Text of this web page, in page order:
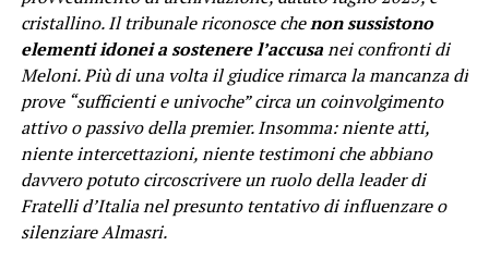
cristallino. Il tribunale riconosce chenon sussistono
elementi idonei a sostenere l’accusanei confronti di
Meloni. Più di una volta il giudice rimarca la mancanza di
prove “sufficienti e univoche” circa un coinvolgimento
attivo o passivo della premier. Insomma: niente atti,
niente intercettazioni, niente testimoni che abbiano
davvero potuto circoscrivere un ruolo della leader di
Fratelli d’Italia nel presunto tentativo di influenzare o
silenziare Almasri.